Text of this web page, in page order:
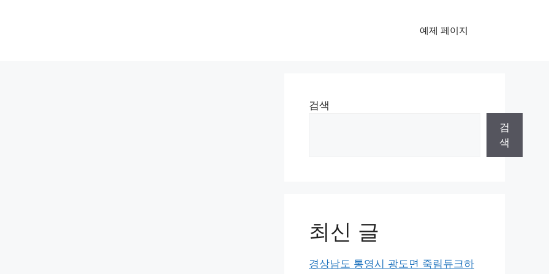
예제 페이지
검색
검
색
최신 글
경상남도 통영시 광도면 죽림듀크하